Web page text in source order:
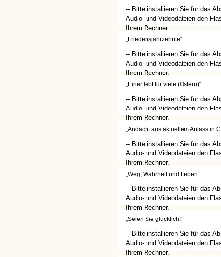
-- Bitte installieren Sie für das
Audio- und Videodateien den
Ihrem Rechner.
(http://get.adobe.com/de/
„Friedensjahrzehnte“
-- Bitte installieren Sie für das
Audio- und Videodateien den
Ihrem Rechner.
(http://get.adobe.com/de/
„Einer lebt für viele (Ostern)“
-- Bitte installieren Sie für das
Audio- und Videodateien den
Ihrem Rechner.
(http://get.adobe.com/de/
„Andacht aus aktuellem Anlass in
-- Bitte installieren Sie für das
Audio- und Videodateien den
Ihrem Rechner.
(http://get.adobe.com/de/
„Weg, Wahrheit und Leben“
-- Bitte installieren Sie für das
Audio- und Videodateien den
Ihrem Rechner.
(http://get.adobe.com/de/
„Seien Sie glücklich!“
-- Bitte installieren Sie für das
Audio- und Videodateien den
Ihrem Rechner.